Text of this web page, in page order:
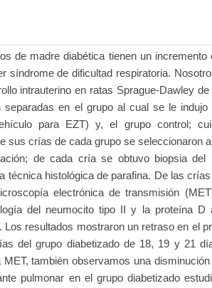
de madre diabética tienen un
síndrome de dificultad respiratoria.
intrauterino en ratas Sprague-Dawley
separadas en el grupo al cual se le
para EZT) y, el grupo control;
sus crías de cada grupo se seleccionaron
de cada cría se obtuvo biopsia del
técnica histológica de parafina. De las
electrónica de transmisión
del neumocito tipo II y la proteína D
Los resultados mostraron un retraso en el
del grupo diabetizado de 18, 19 y 21
MET, también observamos una
pulmonar en el grupo diabetizado